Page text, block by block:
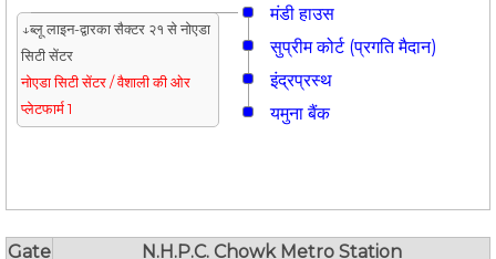
मंडी हाउस
↓ब्लू लाइन-द्वारका सैक्टर २१ से नोएडा
सिटी सेंटर
नोएडा सिटी सेंटर / वैशाली की ओर
प्लेटफार्म 1
सुप्रीम कोर्ट (प्रगति मैदान)
इंद्रप्रस्थ
यमुना बैंक
Gate
N.H.P.C. Chowk Metro Station